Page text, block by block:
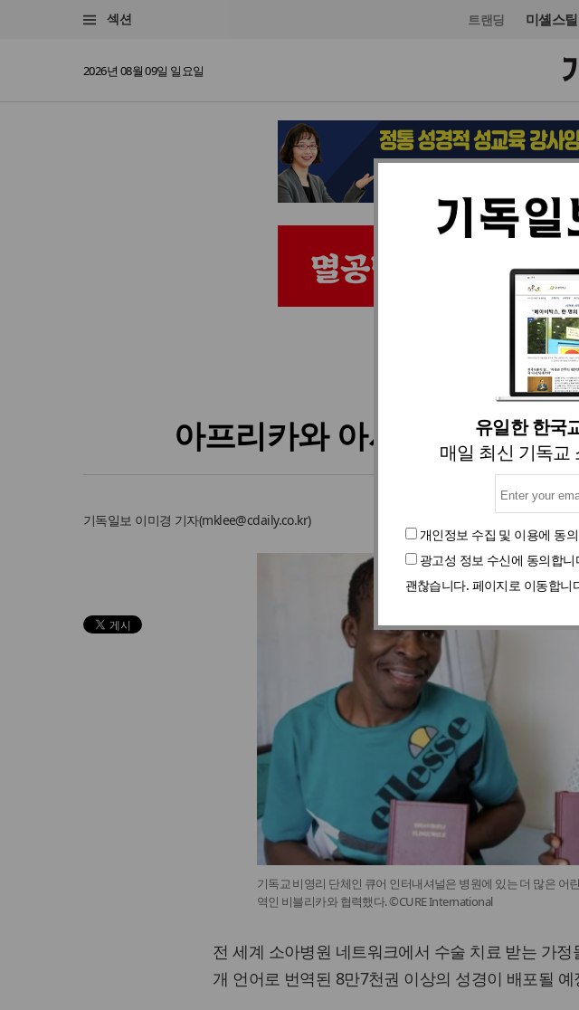
섹션 트랜딩 미셸스틸
2026년 08월 09일 일요일
유일한 한국
매일 최신 기독교
개인정보 수집 및 이용에 동
광고성 정보 수신에 동의합니
괜찮습니다. 페이지로 이동합니
미주·중
아프리카와 아시아 장애 아
기독일보 이미경 기자(mklee@cdaily.co.kr)
기독교 비영리 단체인 큐어 인터내셔널은 병원에 있는 더 많은 어
역인 비블리카와 협력했다. ©CURE International
전 세계 소아병원 네트워크에서 수술 치료 받는 가
개 언어로 번역된 8만7천권 이상의 성경이 배포될 예